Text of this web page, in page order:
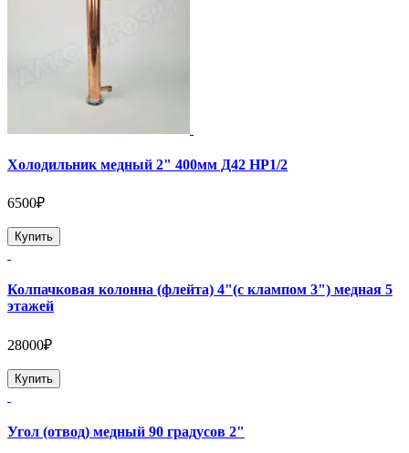
Холодильник медный 2" 400мм Д42 НР1/2
6500₽
Купить
Колпачковая колонна (флейта) 4"(с клампом 3") медная 5
этажей
28000₽
Купить
Угол (отвод) медный 90 градусов 2"